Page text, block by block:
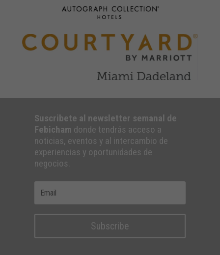
Suscribete al newsletter semanal de
Febicham donde tendrás acceso a
noticias, eventos y al intercambio de
experiencias y oportunidades de
negocios.
Subscribe